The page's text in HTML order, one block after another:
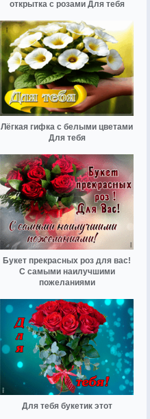
открытка с розами Для тебя
Лёгкая гифка с белыми цветами
Для тебя
Букет прекрасных роз для вас!
С самыми наилучшими
пожеланиями
Для тебя букетик этот